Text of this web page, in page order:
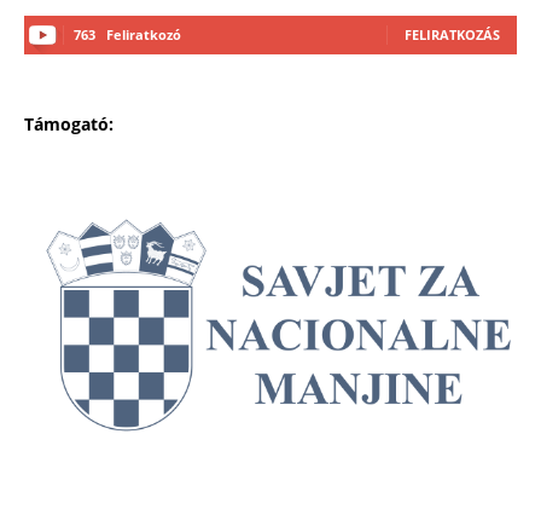
763 Feliratkozó FELIRATKOZÁS
Támogató: